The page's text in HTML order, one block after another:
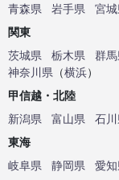
青森県
岩手県 宮
関東
茨城県
栃木県 群
神奈川県 （横浜）
甲信越・北陸
新潟県
富山県 石
東海
岐阜県
静岡県 愛